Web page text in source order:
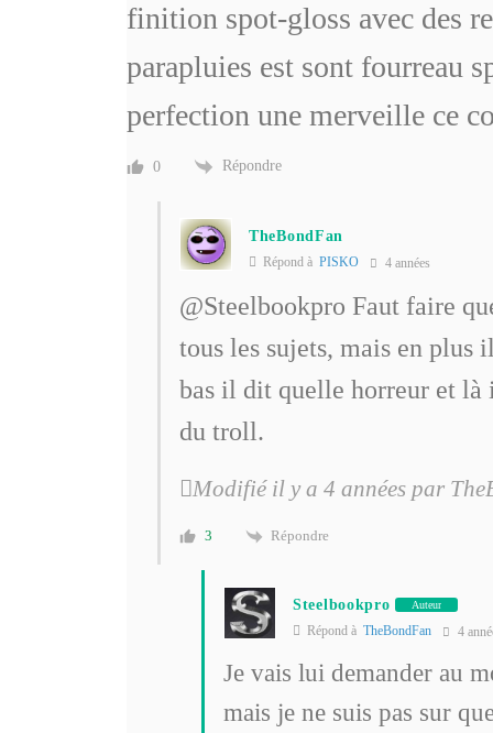
finition spot-gloss avec des
parapluies est sont fourreau
perfection une merveille ce
0 Répondre
TheBondFan
Répond à PISKO 4 années
@Steelbookpro Faut faire
tous les sujets, mais en
bas il dit quelle horreur et
du troll.
Modifié il y a 4 années par
3 Répondre
Steelbookpro Auteur
Répond à TheBondFan 4
Je vais lui demander au
mais je ne suis pas sur